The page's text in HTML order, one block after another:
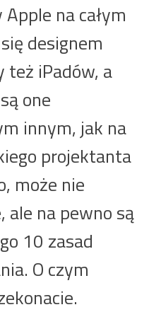
na całym
designem
też iPadów, a
one
innym, jak na
projektanta
może nie
ale na pewno są
10 zasad
O czym